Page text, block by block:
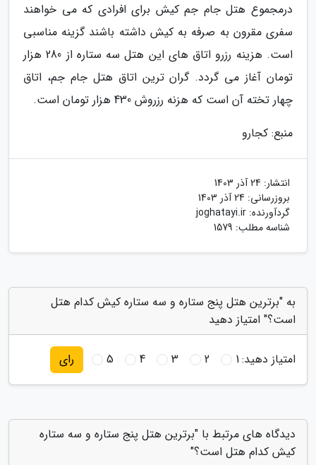
درمجموع هتل جام جم کیش برای افرادی که می خواهند
سفری مقرون به صرفه به کیش داشته باشند گزینه مناسبی
است. هزینه رزرو اتاق های این هتل سه ستاره از 280 هزار
تومان آغاز می گردد. گران ترین اتاق هتل جام جم، اتاق
چهار تخته آن است که هزنه رزروش 430 هزار تومان است.
منبع: کجارو
انتشار: 24 آذر 1403
بروزرسانی: 24 آذر 1403
گردآورنده: joghatayi.ir
شناسه مطلب: 1579
به "برترین هتل پنج ستاره و سه ستاره کیش کدام هتل
است؟" امتیاز دهید
امتیاز دهید:1
2
3
4
5 رای
دیدگاه های مرتبط با "برترین هتل پنج ستاره و سه ستاره
کیش کدام هتل است؟"